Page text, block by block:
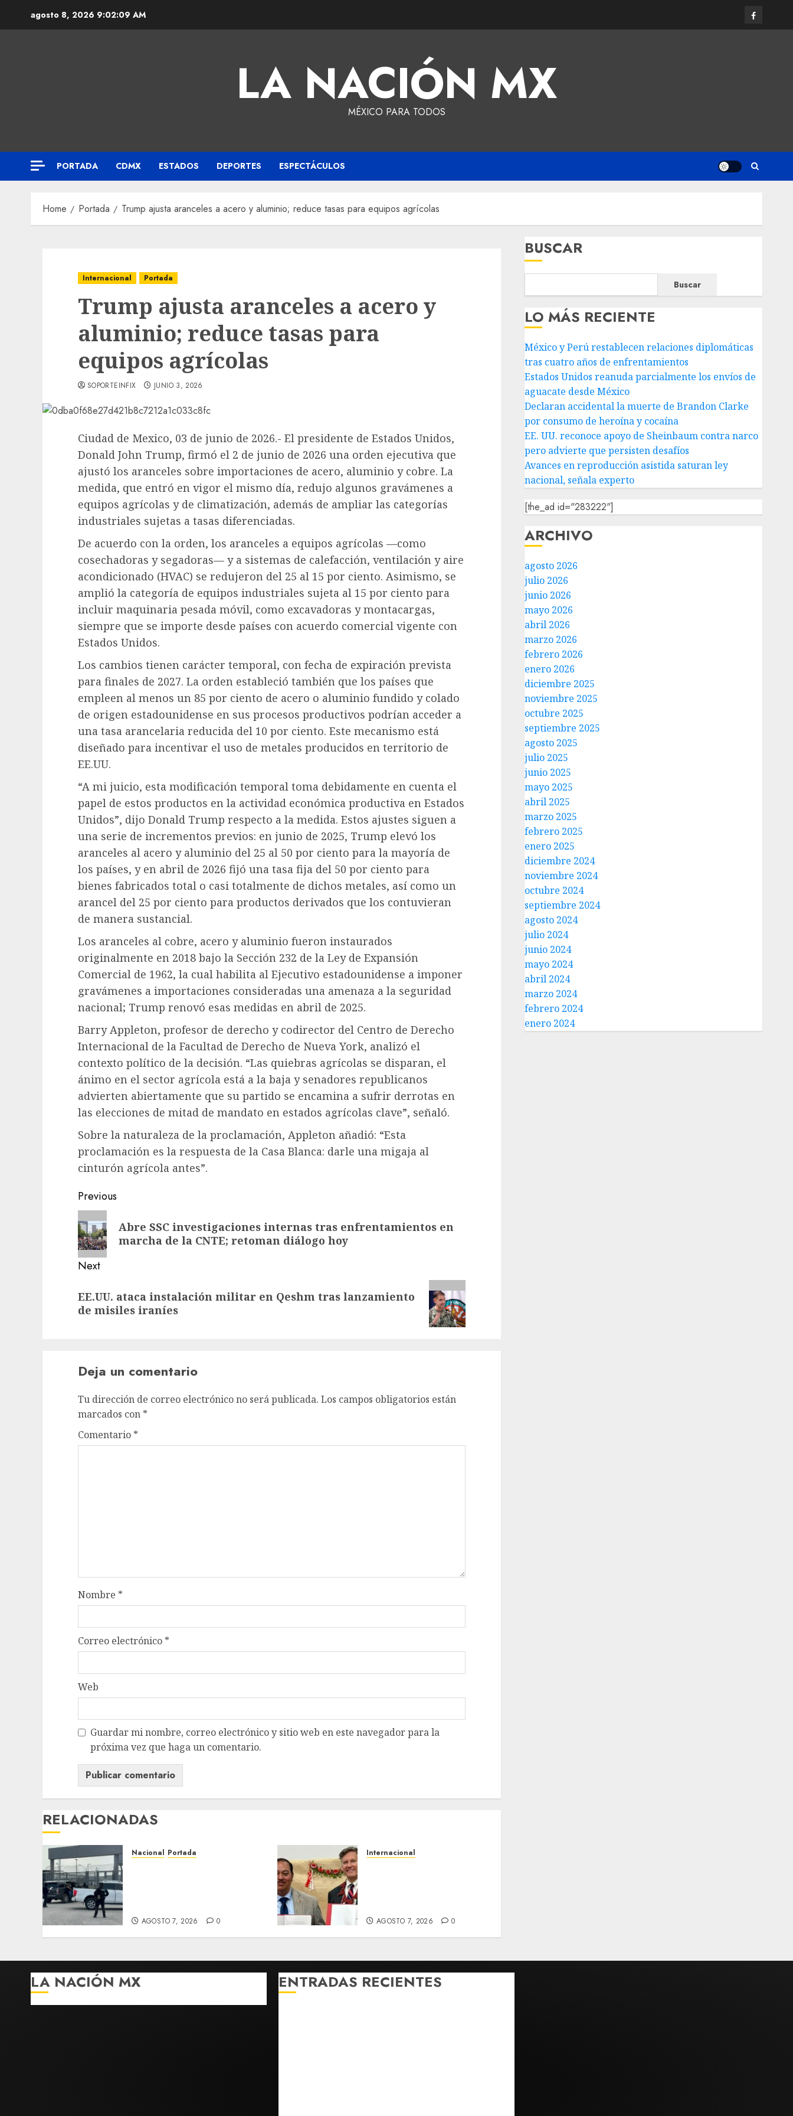
agosto 8, 2026 9:02:09 AM
LA NACIÓN MX
MÉXICO PARA TODOS
PORTADA CDMX ESTADOS DEPORTES ESPECTÁCULOS
Home Portada Trump ajusta aranceles a acero y aluminio; reduce tasas para equipos agrícolas
Internacional Portada
Trump ajusta aranceles a acero y
aluminio; reduce tasas para
equipos agrícolas
SOPORTEINFIX JUNIO 3, 2026
Ciudad de Mexico, 03 de junio de 2026.- El presidente de Estados Unidos,
Donald John Trump, firmó el 2 de junio de 2026 una orden ejecutiva que
ajustó los aranceles sobre importaciones de acero, aluminio y cobre. La
medida, que entró en vigor el mismo día, redujo algunos gravámenes a
equipos agrícolas y de climatización, además de ampliar las categorías
industriales sujetas a tasas diferenciadas.
De acuerdo con la orden, los aranceles a equipos agrícolas —como
cosechadoras y segadoras— y a sistemas de calefacción, ventilación y aire
acondicionado (HVAC) se redujeron del 25 al 15 por ciento. Asimismo, se
amplió la categoría de equipos industriales sujeta al 15 por ciento para
incluir maquinaria pesada móvil, como excavadoras y montacargas,
siempre que se importe desde países con acuerdo comercial vigente con
Estados Unidos.
Los cambios tienen carácter temporal, con fecha de expiración prevista
para finales de 2027. La orden estableció también que los países que
empleen al menos un 85 por ciento de acero o aluminio fundido y colado
de origen estadounidense en sus procesos productivos podrían acceder a
una tasa arancelaria reducida del 10 por ciento. Este mecanismo está
diseñado para incentivar el uso de metales producidos en territorio de
EE.UU.
“A mi juicio, esta modificación temporal toma debidamente en cuenta el
papel de estos productos en la actividad económica productiva en Estados
Unidos”, dijo Donald Trump respecto a la medida. Estos ajustes siguen a
una serie de incrementos previos: en junio de 2025, Trump elevó los
aranceles al acero y aluminio del 25 al 50 por ciento para la mayoría de
los países, y en abril de 2026 fijó una tasa fija del 50 por ciento para
bienes fabricados total o casi totalmente de dichos metales, así como un
arancel del 25 por ciento para productos derivados que los contuvieran
de manera sustancial.
Los aranceles al cobre, acero y aluminio fueron instaurados
originalmente en 2018 bajo la Sección 232 de la Ley de Expansión
Comercial de 1962, la cual habilita al Ejecutivo estadounidense a imponer
gravámenes a importaciones consideradas una amenaza a la seguridad
nacional; Trump renovó esas medidas en abril de 2025.
Barry Appleton, profesor de derecho y codirector del Centro de Derecho
Internacional de la Facultad de Derecho de Nueva York, analizó el
contexto político de la decisión. “Las quiebras agrícolas se disparan, el
ánimo en el sector agrícola está a la baja y senadores republicanos
advierten abiertamente que su partido se encamina a sufrir derrotas en
las elecciones de mitad de mandato en estados agrícolas clave”, señaló.
Sobre la naturaleza de la proclamación, Appleton añadió: “Esta
proclamación es la respuesta de la Casa Blanca: darle una migaja al
cinturón agrícola antes”.
Previous
Abre SSC investigaciones internas tras enfrentamientos en
marcha de la CNTE; retoman diálogo hoy
Next
EE.UU. ataca instalación militar en Qeshm tras lanzamiento
de misiles iraníes
Deja un comentario
Tu dirección de correo electrónico no será publicada. Los campos obligatorios están
marcados con *
Comentario *
Nombre *
Correo electrónico *
Web
Guardar mi nombre, correo electrónico y sitio web en este navegador para la
próxima vez que haga un comentario.
RELACIONADAS
Nacional Portada
AGOSTO 7, 2026 0
Internacional
AGOSTO 7, 2026 0
BUSCAR
Buscar
LO MÁS RECIENTE
México y Perú restablecen relaciones diplomáticas
tras cuatro años de enfrentamientos
Estados Unidos reanuda parcialmente los envíos de
aguacate desde México
Declaran accidental la muerte de Brandon Clarke
por consumo de heroína y cocaína
EE. UU. reconoce apoyo de Sheinbaum contra narco
pero advierte que persisten desafíos
Avances en reproducción asistida saturan ley
nacional, señala experto
[the_ad id="283222"]
ARCHIVO
agosto 2026
julio 2026
junio 2026
mayo 2026
abril 2026
marzo 2026
febrero 2026
enero 2026
diciembre 2025
noviembre 2025
octubre 2025
septiembre 2025
agosto 2025
julio 2025
junio 2025
mayo 2025
abril 2025
marzo 2025
febrero 2025
enero 2025
diciembre 2024
noviembre 2024
octubre 2024
septiembre 2024
agosto 2024
julio 2024
junio 2024
mayo 2024
abril 2024
marzo 2024
febrero 2024
enero 2024
LA NACIÓN MX ENTRADAS RECIENTES